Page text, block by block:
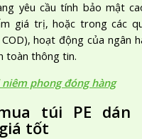
yêu cầu tính bảo mật
giá trị, hoặc trong các
hoạt động của ngân
toàn thông tin.
niêm phong đóng hàng
túi PE dán
tốt